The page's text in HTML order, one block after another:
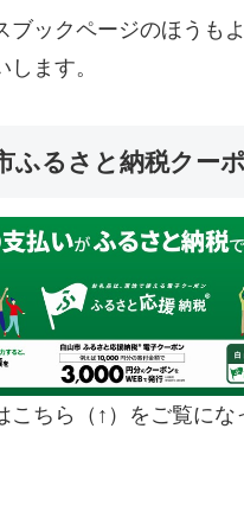
ブックページのほうも
します。
ふるさと納税クー
こちら（↑）をご覧にな